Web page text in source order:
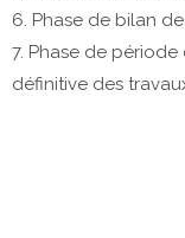
6. Phase de bilan
7. Phase de
définitive des